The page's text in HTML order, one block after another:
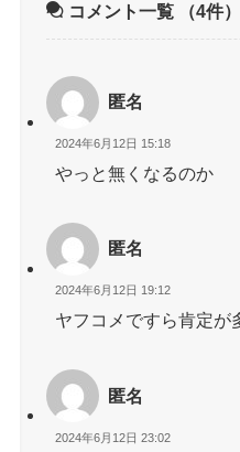
コメント一覧 （4件）
匿名
2024年6月12日 15:18
やっと無くなるのか
匿名
2024年6月12日 19:12
ヤフコメですら肯定が
匿名
2024年6月12日 23:02